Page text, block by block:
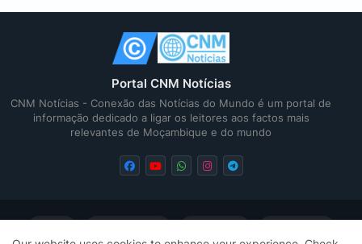
Portal CNM Notícias
CNM Notícias - Conexão das Notícias do Mundo é um portal de
informação dedicado a ligar os leitores aos factos mais
relevantes de Moçambique e do mundo